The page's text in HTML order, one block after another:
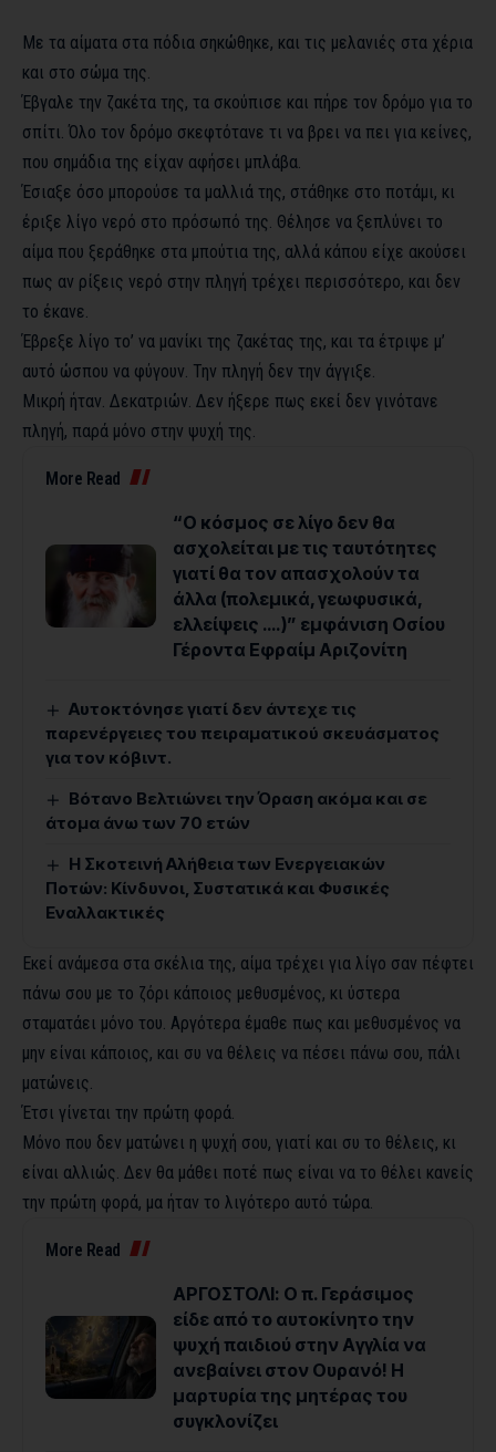
Με τα αίματα στα πόδια σηκώθηκε, και τις μελανιές στα χέρια
και στο σώμα της.
Έβγαλε την ζακέτα της, τα σκούπισε και πήρε τον δρόμο για το
σπίτι. Όλο τον δρόμο σκεφτότανε τι να βρει να πει για κείνες,
που σημάδια της είχαν αφήσει μπλάβα.
Έσιαξε όσο μπορούσε τα μαλλιά της, στάθηκε στο ποτάμι, κι
έριξε λίγο νερό στο πρόσωπό της. Θέλησε να ξεπλύνει το
αίμα που ξεράθηκε στα μπούτια της, αλλά κάπου είχε ακούσει
πως αν ρίξεις νερό στην πληγή τρέχει περισσότερο, και δεν
το έκανε.
Έβρεξε λίγο το’ να μανίκι της ζακέτας της, και τα έτριψε μ’
αυτό ώσπου να φύγουν. Την πληγή δεν την άγγιξε.
Μικρή ήταν. Δεκατριών. Δεν ήξερε πως εκεί δεν γινότανε
πληγή, παρά μόνο στην ψυχή της.
More Read
“Ο κόσμος σε λίγο δεν θα
ασχολείται με τις ταυτότητες
γιατί θα τον απασχολούν τα
άλλα (πολεμικά, γεωφυσικά,
ελλείψεις ….)” εμφάνιση Οσίου
Γέροντα Εφραίμ Αριζονίτη
Αυτοκτόνησε γιατί δεν άντεχε τις
παρενέργειες του πειραματικού σκευάσματος
για τον κόβιντ.
Βότανο Βελτιώνει την Όραση ακόμα και σε
άτομα άνω των 70 ετών
Η Σκοτεινή Αλήθεια των Ενεργειακών
Ποτών: Κίνδυνοι, Συστατικά και Φυσικές
Εναλλακτικές
Εκεί ανάμεσα στα σκέλια της, αίμα τρέχει για λίγο σαν πέφτει
πάνω σου με το ζόρι κάποιος μεθυσμένος, κι ύστερα
σταματάει μόνο του. Αργότερα έμαθε πως και μεθυσμένος να
μην είναι κάποιος, και συ να θέλεις να πέσει πάνω σου, πάλι
ματώνεις.
Έτσι γίνεται την πρώτη φορά.
Μόνο που δεν ματώνει η ψυχή σου, γιατί και συ το θέλεις, κι
είναι αλλιώς. Δεν θα μάθει ποτέ πως είναι να το θέλει κανείς
την πρώτη φορά, μα ήταν το λιγότερο αυτό τώρα.
More Read
ΑΡΓΟΣΤΟΛΙ: Ο π. Γεράσιμος
είδε από το αυτοκίνητο την
ψυχή παιδιού στην Αγγλία να
ανεβαίνει στον Ουρανό! Η
μαρτυρία της μητέρας του
συγκλονίζει